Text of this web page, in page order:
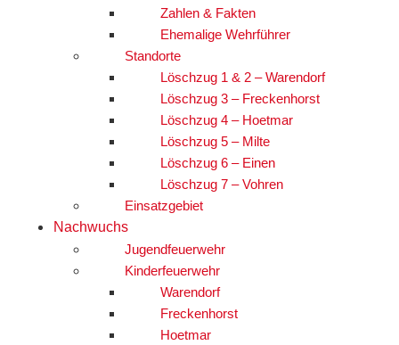
Zahlen & Fakten
Ehemalige Wehrführer
Standorte
Löschzug 1 & 2 – Warendorf
Löschzug 3 – Freckenhorst
Löschzug 4 – Hoetmar
Löschzug 5 – Milte
Löschzug 6 – Einen
Löschzug 7 – Vohren
Einsatzgebiet
Nachwuchs
Jugendfeuerwehr
Kinderfeuerwehr
Warendorf
Freckenhorst
Hoetmar